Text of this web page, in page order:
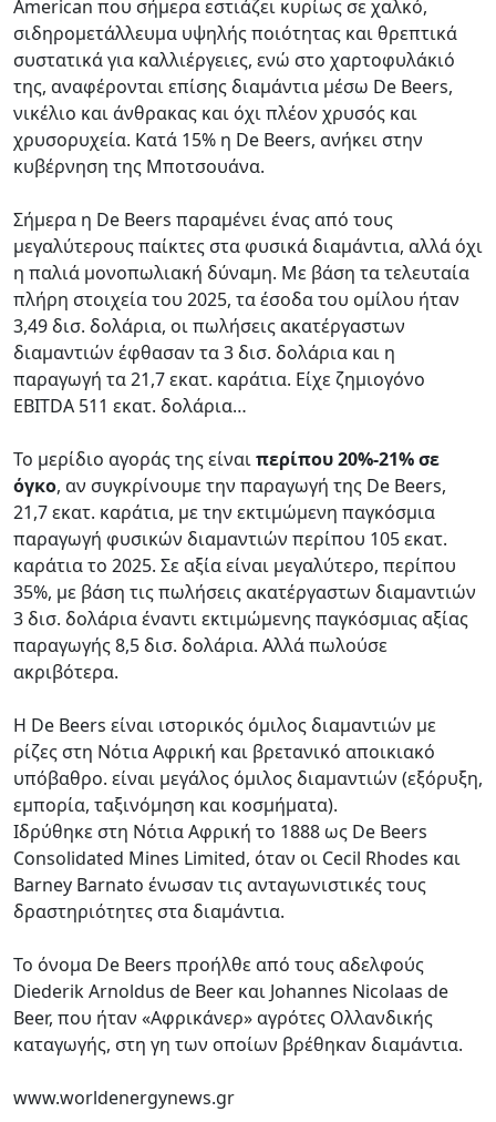
American που σήμερα εστιάζει κυρίως σε χαλκό,
σιδηρομετάλλευμα υψηλής ποιότητας και θρεπτικά
συστατικά για καλλιέργειες, ενώ στο χαρτοφυλάκιό
της, αναφέρονται επίσης διαμάντια μέσω De Beers,
νικέλιο και άνθρακας και όχι πλέον χρυσός και
χρυσορυχεία. Κατά 15% η De Beers, ανήκει στην
κυβέρνηση της Μποτσουάνα.
Σήμερα η De Beers παραμένει ένας από τους
μεγαλύτερους παίκτες στα φυσικά διαμάντια, αλλά όχι
η παλιά μονοπωλιακή δύναμη. Με βάση τα τελευταία
πλήρη στοιχεία του 2025, τα έσοδα του ομίλου ήταν
3,49 δισ. δολάρια, οι πωλήσεις ακατέργαστων
διαμαντιών έφθασαν τα 3 δισ. δολάρια και η
παραγωγή τα 21,7 εκατ. καράτια. Είχε ζημιογόνο
EBITDA 511 εκατ. δολάρια…
Το μερίδιο αγοράς της είναιπερίπου 20%-21% σε
όγκο, αν συγκρίνουμε την παραγωγή της De Beers,
21,7 εκατ. καράτια, με την εκτιμώμενη παγκόσμια
παραγωγή φυσικών διαμαντιών περίπου 105 εκατ.
καράτια το 2025. Σε αξία είναι μεγαλύτερο, περίπου
35%, με βάση τις πωλήσεις ακατέργαστων διαμαντιών
3 δισ. δολάρια έναντι εκτιμώμενης παγκόσμιας αξίας
παραγωγής 8,5 δισ. δολάρια. Αλλά πωλούσε
ακριβότερα.
Η De Beers είναι ιστορικός όμιλος διαμαντιών με
ρίζες στη Νότια Αφρική και βρετανικό αποικιακό
υπόβαθρο. είναι μεγάλος όμιλος διαμαντιών (εξόρυξη,
εμπορία, ταξινόμηση και κοσμήματα).
Ιδρύθηκε στη Νότια Αφρική το 1888 ως De Beers
Consolidated Mines Limited, όταν οι Cecil Rhodes και
Barney Barnato ένωσαν τις ανταγωνιστικές τους
δραστηριότητες στα διαμάντια.
Το όνομα De Beers προήλθε από τους αδελφούς
Diederik Arnoldus de Beer και Johannes Nicolaas de
Beer, που ήταν «Αφρικάνερ» αγρότες Ολλανδικής
καταγωγής, στη γη των οποίων βρέθηκαν διαμάντια.
www.worldenergynews.gr